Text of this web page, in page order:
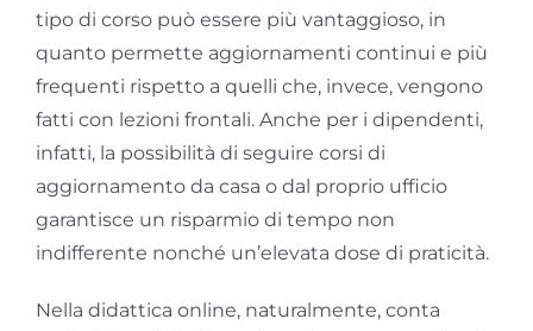
tipo di corso può essere più vantaggioso, in
quanto permette aggiornamenti continui e più
frequenti rispetto a quelli che, invece, vengono
fatti con lezioni frontali. Anche per i dipendenti,
infatti, la possibilità di seguire corsi di
aggiornamento da casa o dal proprio ufficio
garantisce un risparmio di tempo non
indifferente nonché un’elevata dose di praticità.
Nella didattica online, naturalmente, conta